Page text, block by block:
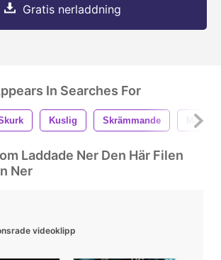
Gratis nerladdning
In Searches For
Kuslig Skrämmande Mörk
Laddade Ner Den Här Filen
Ner
videoklipp